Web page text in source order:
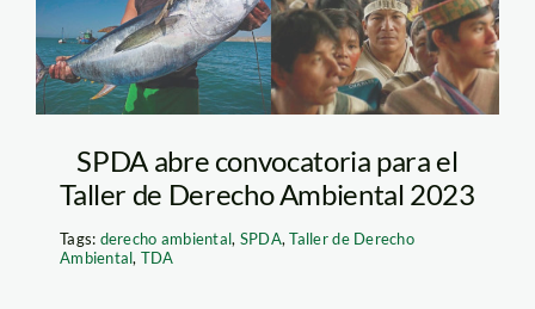
SPDA abre convocatoria para el
Taller de Derecho Ambiental 2023
Tags: derecho ambiental, SPDA,Taller de Derecho
Ambiental, TDA